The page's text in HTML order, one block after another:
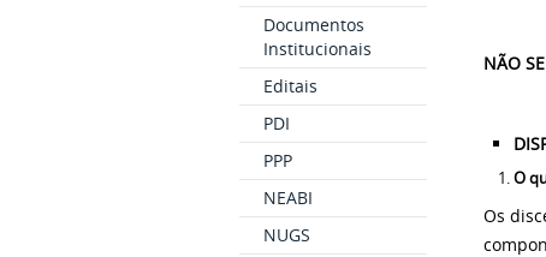
Documentos
Institucionais
Editais
PDI
PPP
NEABI
NUGS
NÃO
O
Os